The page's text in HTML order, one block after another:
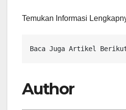
Temukan Informasi
Baca Juga Artikel
Author